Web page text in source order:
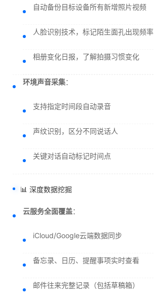
自动备份目标设备所有新增照片视频
人脸识别技术，标记陌生面孔出现频率
相册变化日报，了解拍摄习惯变化
环境声音采集：
支持指定时间段自动录音
声纹识别，区分不同说话人
关键对话自动标记时间点
📊 深度数据挖掘
云服务全面覆盖：
iCloud/Google云端数据同步
备忘录、日历、提醒事项实时查看
邮件往来完整记录（包括草稿箱）